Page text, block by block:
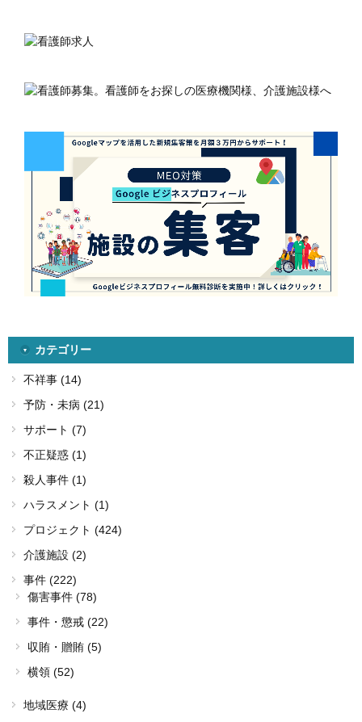
カテゴリー
不祥事 (14)
予防・未病 (21)
サポート (7)
不正疑惑 (1)
殺人事件 (1)
ハラスメント (1)
プロジェクト (424)
介護施設 (2)
事件 (222)
傷害事件 (78)
事件・懲戒 (22)
収賄・贈賄 (5)
横領 (52)
地域医療 (4)